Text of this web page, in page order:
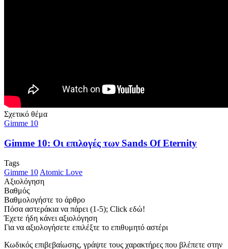
Σχετικό θέμα
Gimme 10
Gimme 10: Οι επιλογές των Sands Of Eternity
Tags
Gimme 10 Atomic Love
Αξιολόγηση
Βαθμός
Βαθμολογήστε το άρθρο
Πόσα αστεράκια να πάρει (1-5); Click εδώ!
Έχετε ήδη κάνει αξιολόγηση
Για να αξιολογήσετε επιλέξτε το επιθυμητό αστέρι
Κωδικός επιβεβαίωσης, γράψτε τους χαρακτήρες που βλέπετε στην